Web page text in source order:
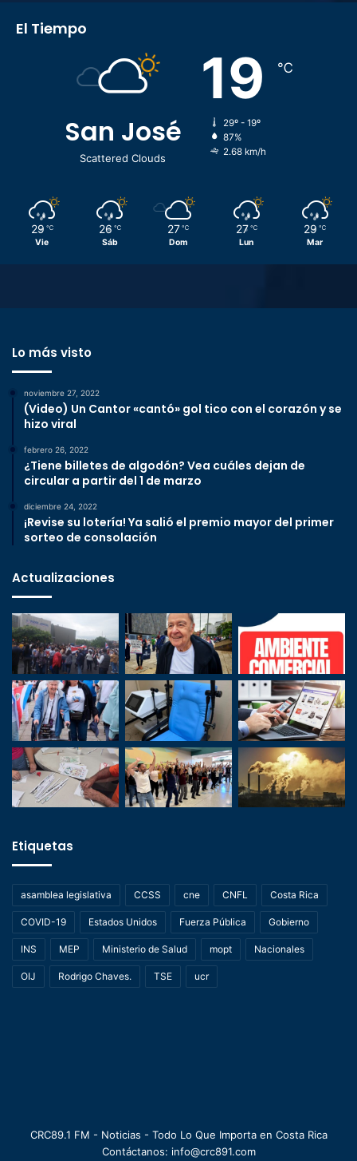
El Tiempo
San José
Scattered Clouds
19 ℃
29º - 19º
87%
2.68 km/h
29 ℃
Vie
26 ℃
Sáb
27 ℃
Dom
27 ℃
Lun
29 ℃
Mar
Lo más visto
noviembre 27, 2022
(Video) Un Cantor «cantó» gol tico con el corazón y se
hizo viral
febrero 26, 2022
¿Tiene billetes de algodón? Vea cuáles dejan de
circular a partir del 1 de marzo
diciembre 24, 2022
¡Revise su lotería! Ya salió el premio mayor del primer
sorteo de consolación
Actualizaciones
Etiquetas
asamblea legislativa CCSS cne CNFL Costa Rica
COVID-19 Estados Unidos Fuerza Pública Gobierno
INS MEP Ministerio de Salud mopt Nacionales
OIJ Rodrigo Chaves. TSE ucr
CRC89.1 FM - Noticias - Todo Lo Que Importa en Costa Rica
Contáctanos: info@crc891.com